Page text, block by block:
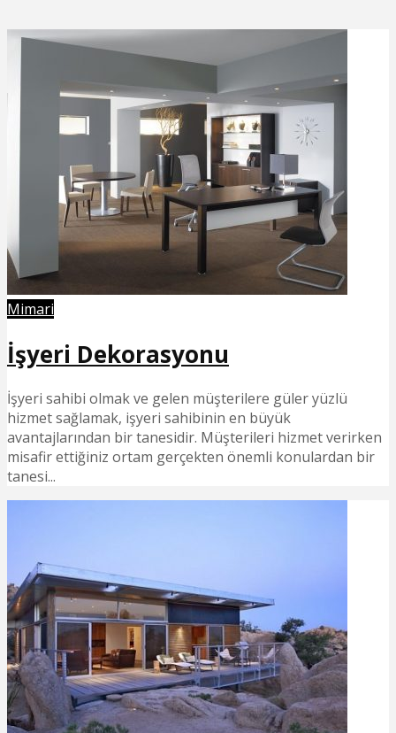
Mimari
İşyeri Dekorasyonu
İşyeri sahibi olmak ve gelen müşterilere güler yüzlü
hizmet sağlamak, işyeri sahibinin en büyük
avantajlarından bir tanesidir. Müşterileri hizmet verirken
misafir ettiğiniz ortam gerçekten önemli konulardan bir
tanesi...